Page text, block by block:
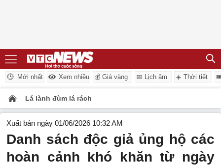
Mới nhất Xem nhiều 💰 Giá vàng 📅 Lịch âm ☀️ Thời tiết
Lá lành đùm lá rách
Xuất bản ngày 01/06/2026 10:32 AM
Danh sách độc giả ủng hộ các
hoàn cảnh khó khăn từ ngày